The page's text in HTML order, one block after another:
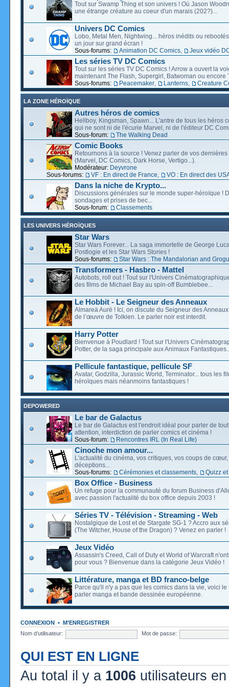
Tout sur Swamp Thing et son univers ! Où Jason
une étrange créature au coeur d'un marais (202?)...
Univers DC Comics
Lobo, Metal Men, Nightwing... héros inédits ou
un jour sur grand écran !
Sous-forums:
Animation DC Comics Jeux vidéo
Les séries TV DC Comics
Tout sur les séries TV DC Comics ! Arrow a ouvert la
maintenant The Flash, Supergirl, Batwoman ou encore
Sous-forums:
Peacemaker Lanterns Creature
LA ZONE HÉROÏQUE
Autres héros de comics
Hellboy, Kingsman, Spawn... L'antre de tous les héros
qui ne sont ni de l'écurie Marvel, ni de l'éditeur DC
Sous-forum:
The Walking Dead
Comic Books
Retournons à la source ! Venez parler de vos dernières
(Marvel, DC Comics, Dark Horse, Vertigo...).
Modérateur: Deyvrone
Sous-forums:
VF : En direct de France VO : En direct des
Dans la niche de Krypto...
Discussions générales sur le monde super-héroïque !
sondages et prises de bec...
Sous-forum:
Classements
LES UNIVERS HÉROÏQUES
Star Wars
Star Wars Forever... La saga immortelle de George
Postlogie et les Star Wars Stories !
Sous-forums:
Star Wars : The Mandalorian and Grogu
Transformers - Hasbro - Mattel
Autobots, roll out ! Tout sur l'Univers
des films de Michael Bay au spin-off Bumblebee...
Le Hobbit - Le Seigneur des Anneaux
Almareä Aurë ! Ici, on discute du Seigneur des
de l’œuvre de Tolkien. Le parler noir est interdit.
Harry Potter
Bienvenue à Poudlard ! Tout sur l'Univers
Potter, de la saga principale aux Animaux
Pellicule fantastique, pellicule SF
Avatar, Godzilla, Jurassic World, Terminator... tous les
héroïques mais néanmoins fantastiques !
DEPOWERED
Le bar de Galactus
Le bar de Galactus est l'endroit idéal pour parler de
attention, interdiction de parler comics et cinéma !
Sous-forum:
Rencontres IRL (In Real Life)
Cinoche mon amour...
L'actualité du cinéma, vos critiques, vos coups de cœur,
déceptions...
Sous-forums:
Cérémonies et classements Quizz
Box Office - Business
Un refuge pour la communauté du forum Business
avec passion l'actualité du box office depuis 2003 !
Séries TV - Télévision - Streaming - Web
Nostalgique de Lost et de Stargate SG-1 ? Accro aux
(The Witcher, House of the Dragon) ? Venez en parler !
Jeux Vidéo
Assassin's Creed, Call of Duty et World of Warcraft
pour vous ? Bienvenue dans la catégorie Jeux Vidéo !
Littérature, manga et BD franco-belge
Parce qu'il n'y a pas que les comics dans la vie, voici le
parler manga et bande dessinée européenne.
CONNEXION • M’ENREGISTRER
Nom d’utilisateur:
Mot de passe:
QUI EST EN LIGNE
Au total il y a 1006 utilisateurs